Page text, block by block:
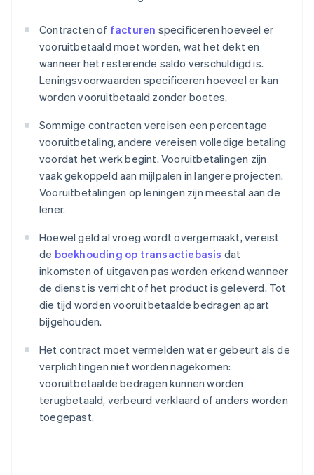
Contracten of facturen specificeren hoeveel er
vooruitbetaald moet worden, wat het dekt en
wanneer het resterende saldo verschuldigd is.
Leningsvoorwaarden specificeren hoeveel er kan
worden vooruitbetaald zonder boetes.
Sommige contracten vereisen een percentage
vooruitbetaling, andere vereisen volledige betaling
voordat het werk begint. Vooruitbetalingen zijn
vaak gekoppeld aan mijlpalen in langere projecten.
Vooruitbetalingen op leningen zijn meestal aan de
lener.
Hoewel geld al vroeg wordt overgemaakt, vereist
de boekhouding op transactiebasis dat
inkomsten of uitgaven pas worden erkend wanneer
de dienst is verricht of het product is geleverd. Tot
die tijd worden vooruitbetaalde bedragen apart
bijgehouden.
Het contract moet vermelden wat er gebeurt als de
verplichtingen niet worden nagekomen:
vooruitbetaalde bedragen kunnen worden
terugbetaald, verbeurd verklaard of anders worden
toegepast.